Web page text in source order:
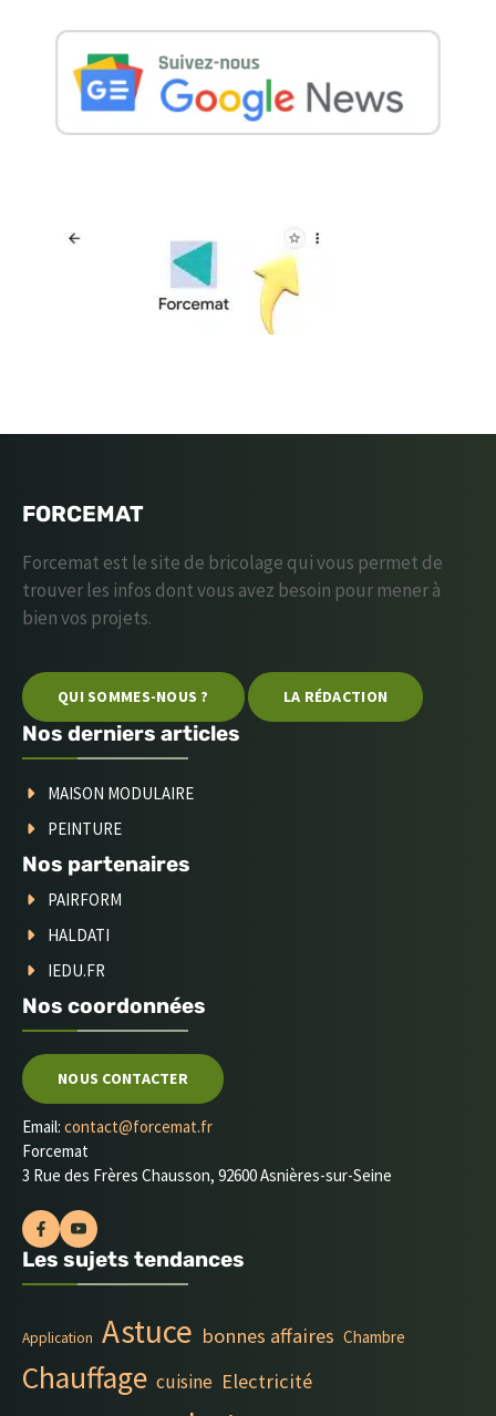
FORCEMAT
Forcemat est le site de bricolage qui vous permet de
trouver les infos dont vous avez besoin pour mener à
bien vos projets.
QUI SOMMES-NOUS ? LA RÉDACTION
Nos derniers articles
MAISON MODULAIRE
PEINTURE
Nos partenaires
PAIRFORM
HALDATI
IEDU.FR
Nos coordonnées
NOUS CONTACTER
Email: contact@forcemat.fr
Forcemat
3 Rue des Frères Chausson, 92600 Asnières-sur-Seine
Les sujets tendances
Application Astuce bonnes affaires Chambre
Chauffage cuisine Electricité